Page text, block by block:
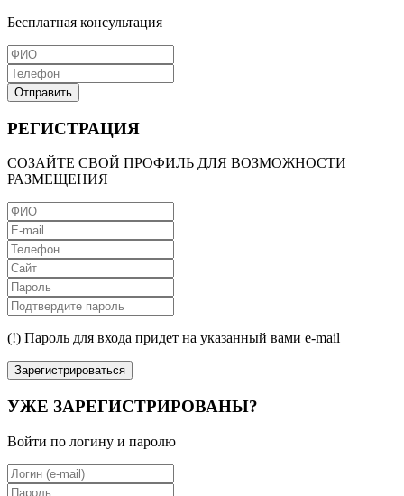
Бесплатная консультация
Отправить
РЕГИСТРАЦИЯ
СОЗАЙТЕ СВОЙ ПРОФИЛЬ ДЛЯ ВОЗМОЖНОСТИ
РАЗМЕЩЕНИЯ
(!) Пароль для входа придет на указанный вами e-mail
Зарегистрироваться
УЖЕ ЗАРЕГИСТРИРОВАНЫ?
Войти по логину и паролю